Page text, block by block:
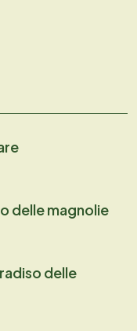
delle magnolie
delle